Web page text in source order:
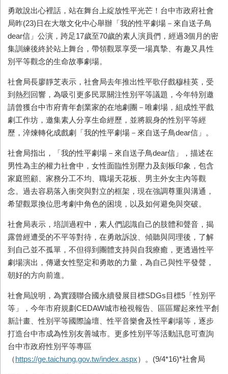
勇敢說出心裡話，站在舞台上綻放性平光芒！台中市政府社會
局昨(23)日在大墩文化中心舉辦「我的性平劇場－來自送子鳥
dear信」公演，跨足17歲至70歲的素人演員們，經過3個月的密
集訓練後終於站上舞台，帶領觀眾享受一場真摯、有趣又具性
別平等觀念的生命故事劇場。
社會局長廖靜芝表示，社會局去年推出性平歌仔戲穆桂英，受
到熱烈回響，為吸引更多民眾關注性別平等議題，今年特別邀
請曾獲台中市府青年創業家的在地劇團－唯劇場，組成性平戲
劇工作坊，邀集素人分享生命經歷，並將親身的性別平等經
歷，淬煉轉化成戲劇「我的性平劇場－來自送子鳥dear信」。
社會局指出，「我的性平劇場－來自送子鳥dear信」，描述在
男性為主的權力社會中，女性面臨性別壓力及刻板印象，包含
家庭照顧、家務分工不均、職場天花板、男主外女主內等觀
念。過去容易落入衝突與對立的框架，現在強調尊重與溝通，
希望觀眾換位思考劇中角色的困境，以及如何避免與突破。
社會局表示，培訓過程中，素人們認識自己的肢體和聲音，揭
露曾經遭受的不平等對待，在勇敢訴說、傾聽與同理後，了解
到自己並不孤單，不但得到團體支持與自我療癒，更透過性平
劇場演出，傳遞女性堅定和勇敢的力量，為自己與性平發聲，
朝好的方向前進。
社會局說明，為實踐聯合國永續發展目標SDGs目標5「性別平
等」，今年市府規劃CEDAW城市檢視報告、區區耀起來性平創
新計畫、性別平等國際論壇、性平音樂會及性平劇場等，逐步
打造台中市成為性別友善城市。更多性別平等活動訊息可查詢
台中市政府性別平等專區
（https://ge.taichung.gov.tw/index.aspx）。(9/4*16)*社會局